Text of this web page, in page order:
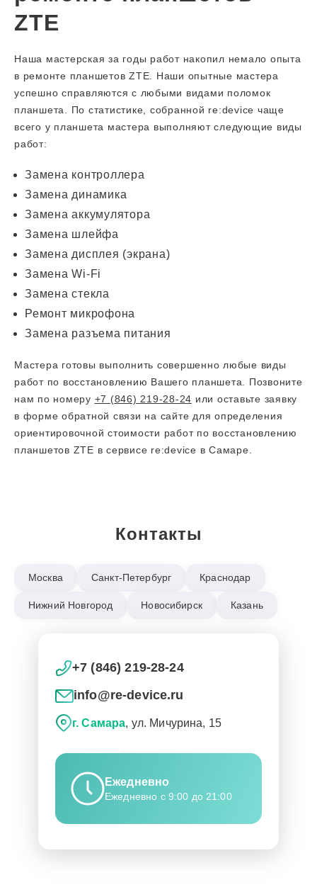
ZTE
Наша мастерская за годы работ накопил немало опыта
в ремонте планшетов ZTE. Наши опытные мастера
успешно справляются с любыми видами поломок
планшета. По статистике, собранной re:device чаще
всего у планшета мастера выполняют следующие виды
работ:
Замена контроллера
Замена динамика
Замена аккумулятора
Замена шлейфа
Замена дисплея (экрана)
Замена Wi-Fi
Замена стекла
Ремонт микрофона
Замена разъема питания
Мастера готовы выполнить совершенно любые виды
работ по восстановлению Вашего планшета. Позвоните
нам по номеру +7 (846) 219-28-24 или оставьте заявку
в форме обратной связи на сайте для определения
ориентировочной стоимости работ по восстановлению
планшетов ZTE в сервисе re:device в Самаре.
Контакты
Москва Санкт-Петербург Краснодар
Нижний Новгород Новосибирск Казань
+7 (846) 219-28-24
info@re-device.ru
г. Самара, ул. Мичурина, 15
Ежедневно
Ежедневно с 9:00 до 21:00